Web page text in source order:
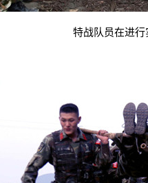
特战队员在进行